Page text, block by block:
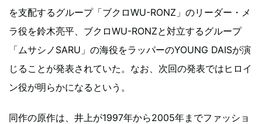
を支配するグループ「ブクロWU-RONZ」のリーダー・メ
ラ役を鈴木亮平、ブクロWU-RONZと対立するグループ
「ムサシノSARU」の海役をラッパーのYOUNG DAISが演
じることが発表されていた。なお、次回の発表ではヒロイ
ン役が明らかになるという。
同作の原作は、井上が1997年から2005年までファッショ